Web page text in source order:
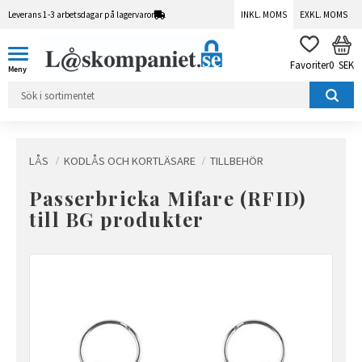
Leverans 1-3 arbetsdagar på lagervaror INKL. MOMS EXKL. MOMS
FAVORITER
0 SEK
LÅS KODLÅS OCH KORTLÄSARE TILLBEHÖR
Passerbricka Mifare (RFID)
till BG produkter